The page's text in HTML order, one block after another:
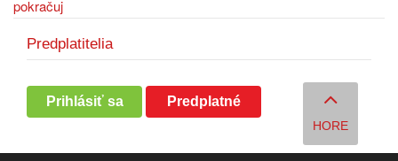
pokračuj
Predplatitelia
Prihlásiť sa Predplatné
HORE